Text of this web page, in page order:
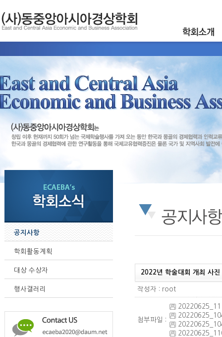
공지사항
학회활동계획
대상 수상자
행사갤러리
2022년 학술대회 개최 사진
작성자 : root
첨부파일 :